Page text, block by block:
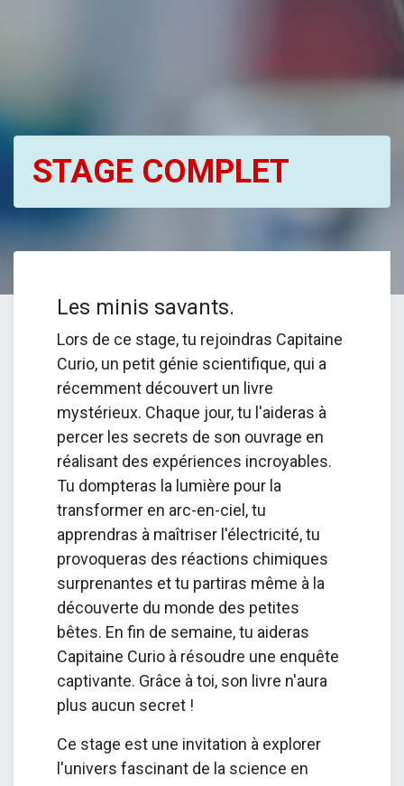
STAGE COMPLET
Les minis savants.
Lors de ce stage, tu rejoindras Capitaine
Curio, un petit génie scientifique, qui a
récemment découvert un livre
mystérieux. Chaque jour, tu l'aideras à
percer les secrets de son ouvrage en
réalisant des expériences incroyables.
Tu dompteras la lumière pour la
transformer en arc-en-ciel, tu
apprendras à maîtriser l'électricité, tu
provoqueras des réactions chimiques
surprenantes et tu partiras même à la
découverte du monde des petites
bêtes. En fin de semaine, tu aideras
Capitaine Curio à résoudre une enquête
captivante. Grâce à toi, son livre n'aura
plus aucun secret !
Ce stage est une invitation à explorer
l'univers fascinant de la science en